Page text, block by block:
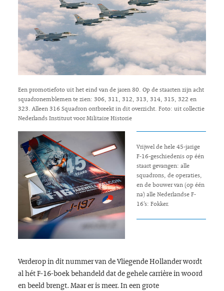
Een promotiefoto uit het eind van de jaren 80. Op de staarten zijn acht
squadronemblemen te zien: 306, 311, 312, 313, 314, 315, 322 en
323. Alleen 316 Squadron ontbreekt in dit overzicht. Foto: uit collectie
Nederlands Instituut voor Militaire Historie
Vrijwel de hele 45-jarige
F-16-geschiedenis op één
staart gevangen: alle
squadrons, de operaties,
en de bouwer van (op één
na) alle Nederlandse F-
16’s: Fokker.
Verderop in dit nummer van de Vliegende Hollander wordt
al hét F-16-boek behandeld dat de gehele carrière in woord
en beeld brengt. Maar er is meer. In een grote